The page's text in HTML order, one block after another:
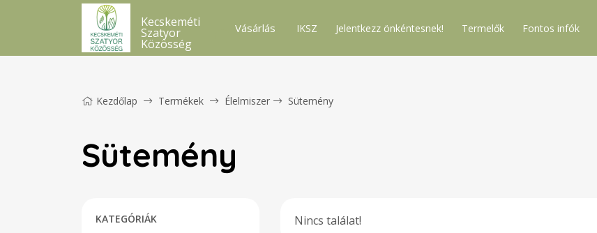
Kecskeméti
Szatyor
Közösség
Vásárlás IKSZ Jelentkezz önkéntesnek! Termelők Fontos infók
Kezdőlap Termékek Élelmiszer Sütemény
Sütemény
KATEGÓRIÁK
Nincs találat!